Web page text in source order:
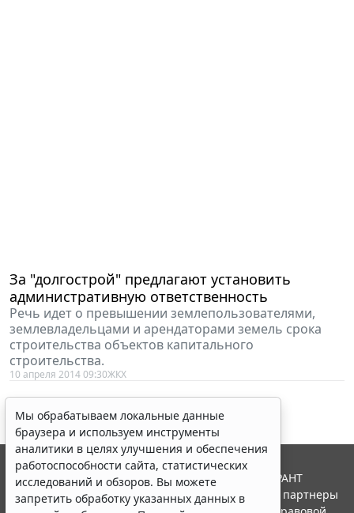
За "долгострой" предлагают установить
административную ответственность
Речь идет о превышении землепользователями,
землевладельцами и арендаторами земель срока
строительства объектов капитального
строительства.
10 апреля 2014 09:30ЖКХ
Мы обрабатываем локальные данные
браузера и используем инструменты
аналитики в целях улучшения и обеспечения
работоспособности сайта, статистических
исследований и обзоров. Вы можете
запретить обработку указанных данных в
© ООО "НПП "ГАРАНТ-СЕРВИС", 2026. Система ГАРАНТ
выпускается с 1990 года. Компания "Гарант" и ее партнеры